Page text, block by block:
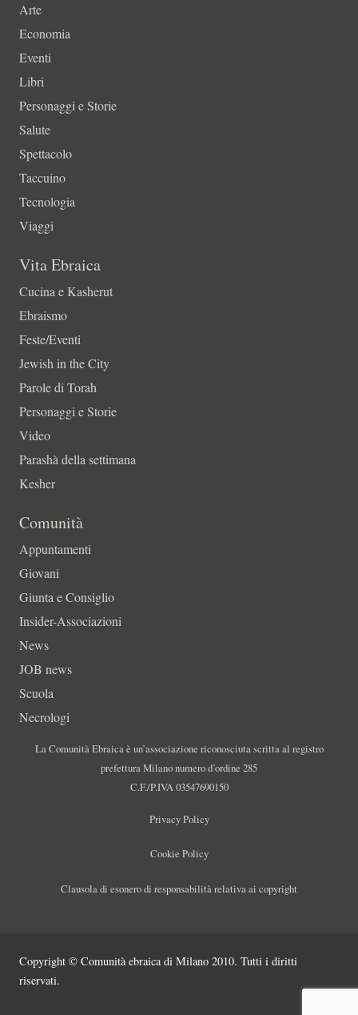
Arte
Economia
Eventi
Libri
Personaggi e Storie
Salute
Spettacolo
Taccuino
Tecnologia
Viaggi
Vita Ebraica
Cucina e Kasherut
Ebraismo
Feste/Eventi
Jewish in the City
Parole di Torah
Personaggi e Storie
Video
Parashà della settimana
Kesher
Comunità
Appuntamenti
Giovani
Giunta e Consiglio
Insider-Associazioni
News
JOB news
Scuola
Necrologi
La Comunità Ebraica è un’associazione riconosciuta scritta al registro
prefettura Milano numero d’ordine 285
C.F./P.IVA 03547690150
Privacy Policy
Cookie Policy
Clausola di esonero di responsabilità relativa ai copyright
Copyright © Comunità ebraica di Milano 2010. Tutti i diritti
riservati.